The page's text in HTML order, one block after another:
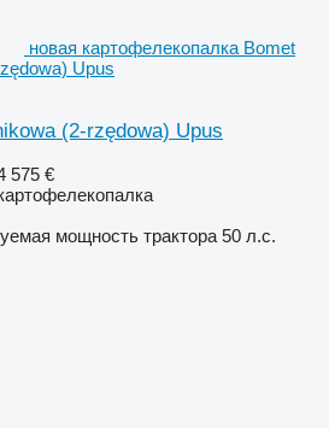
новая картофелекопалка Bomet
Upus
(2-rzędowa) Upus
575 €
мощность трактора 50 л.с.